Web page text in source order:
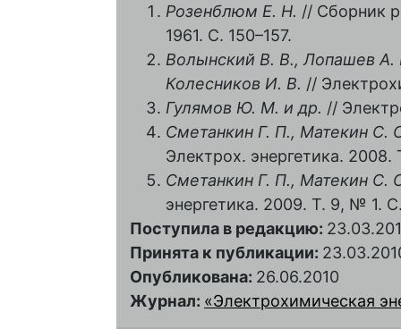
Розенблюм Е. Н. // Сборник
1961. С. 150–157.
Волынский В. В., Лопашев А.
Колесников И. В. //
Гулямов Ю. М. и др. //
Сметанкин Г. П., Матекин С.
Электрох. энергетика.
Сметанкин Г. П., Матекин С.
энергетика. 2009. Т. 9, № 1.
Поступила в редакцию:
Принята к публикации:
Опубликована: 26.06.2010
Журнал: «Электрохимическая